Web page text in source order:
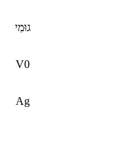
גוּמִי
V0
Ag